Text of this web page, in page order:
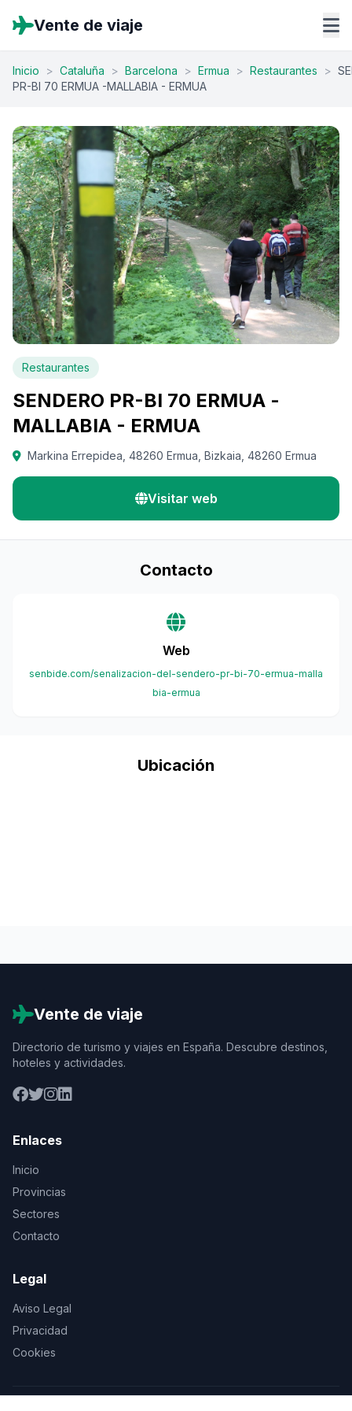
Vente de viaje
Inicio > Cataluña > Barcelona > Ermua > Restaurantes >
PR-BI 70 ERMUA -MALLABIA - ERMUA
Restaurantes
SENDERO PR-BI 70 ERMUA -
MALLABIA - ERMUA
Markina Errepidea, 48260 Ermua, Bizkaia, 48260 Ermua
Visitar web
Contacto
Web
senbide.com/senalizacion-del-sendero-pr-bi-70-ermua-malla
bia-ermua
Ubicación
Vente de viaje
Directorio de turismo y viajes en España. Descubre destinos,
hoteles y actividades.
Enlaces
Inicio
Provincias
Sectores
Contacto
Legal
Aviso Legal
Privacidad
Cookies